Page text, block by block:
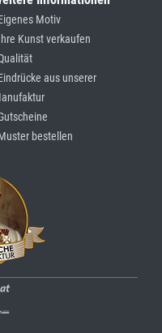
Motiv
Kunst verkaufen
aus unserer
bestellen